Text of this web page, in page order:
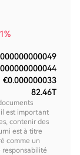
€0.000000033
82.46T
est important
contenir des
est à titre
comme un
responsabilité